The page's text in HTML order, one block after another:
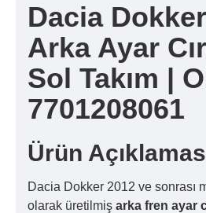
Dacia
Arka Ayar
Sol Takım |
7701208061
Ürün
Dacia Dokker 2012 ve sonrası
olarak üretilmiş arka fren ayar